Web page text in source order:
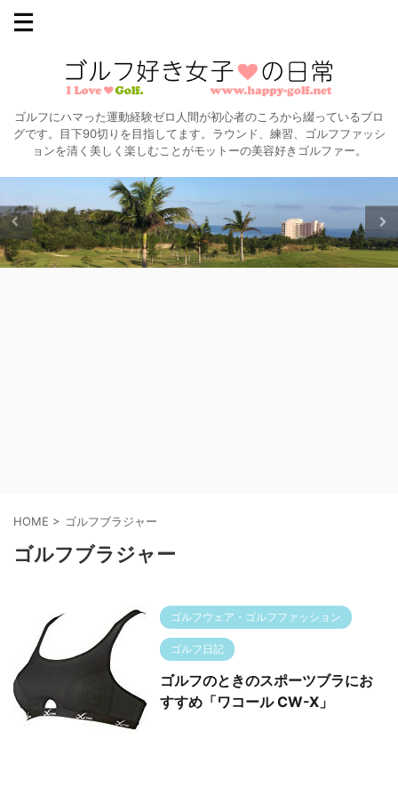
ゴルフにハマった運動経験ゼロ人間が初心者のころから綴っているブロ
グです。目下90切りを目指してます。ラウンド、練習、ゴルフファッシ
ョンを清く美しく楽しむことがモットーの美容好きゴルファー。
HOME > ゴルフブラジャー
ゴルフブラジャー
ゴルフウェア・ゴルフファッション
ゴルフ日記
ゴルフのときのスポーツブラにお
すすめ「ワコール CW-X」